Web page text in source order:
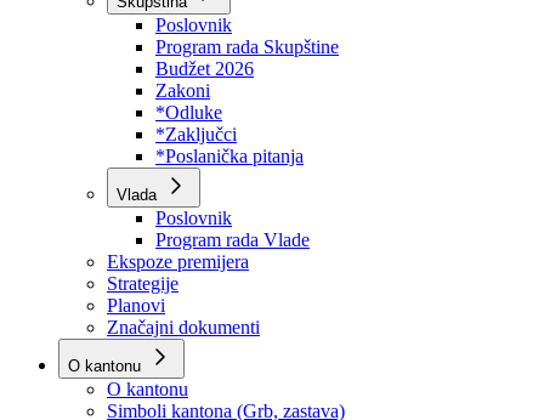
Dokumenti
Skupština
Poslovnik
Program rada Skupštine
Budžet 2026
Zakoni
*Odluke
*Zaključci
*Poslanička pitanja
Vlada
Poslovnik
Program rada Vlade
Ekspoze premijera
Strategije
Planovi
Značajni dokumenti